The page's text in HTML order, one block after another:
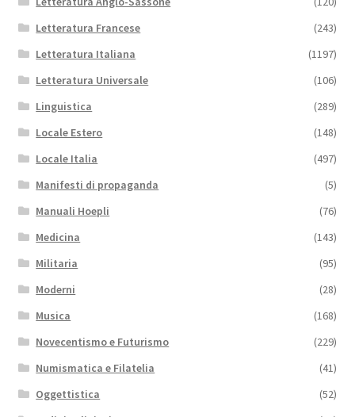
Letteratura Francese
(243)
Letteratura Italiana
(1197)
Letteratura Universale
(106)
Linguistica
(289)
Locale Estero
(148)
Locale Italia
(497)
Manifesti di propaganda
(5)
Manuali Hoepli
(76)
Medicina
(143)
Militaria
(95)
Moderni
(28)
Musica
(168)
Novecentismo e Futurismo
(229)
Numismatica e Filatelia
(41)
Oggettistica
(52)